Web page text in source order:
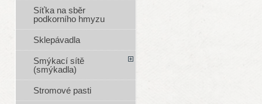
Síťka na sběr
podkorního hmyzu
Sklepávadla
Smýkací sítě
(smýkadla)
Stromové pasti